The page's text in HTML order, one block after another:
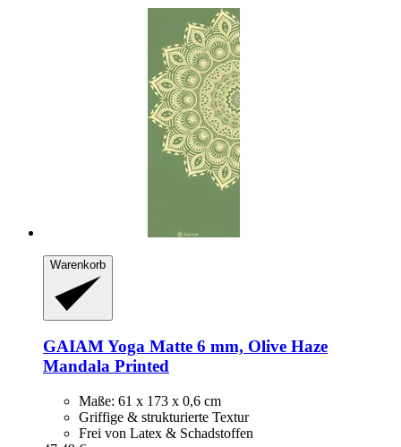
Warenkorb
GAIAMYoga Matte 6 mm, Olive Haze
Mandala Printed
Maße: 61 x 173 x 0,6 cm
Griffige & strukturierte Textur
Frei von Latex & Schadstoffen